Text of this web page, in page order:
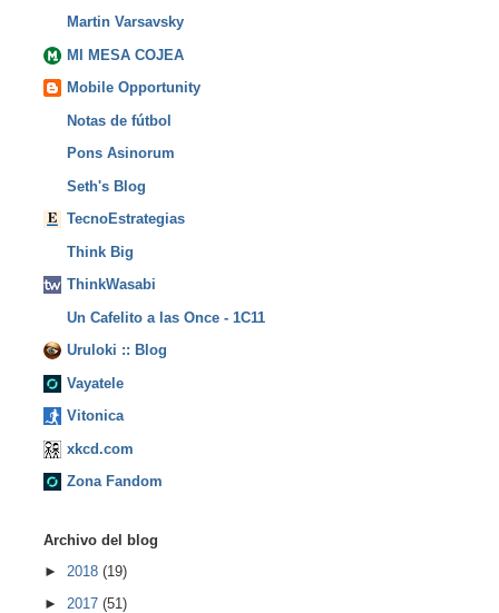
Martin Varsavsky
MI MESA COJEA
Mobile Opportunity
Notas de fútbol
Pons Asinorum
Seth's Blog
TecnoEstrategias
Think Big
ThinkWasabi
Un Cafelito a las Once - 1C11
Uruloki :: Blog
Vayatele
Vitonica
xkcd.com
Zona Fandom
Archivo del blog
► 2018 (19)
► 2017 (51)